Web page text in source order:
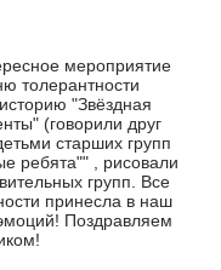
мероприятие
толерантности
"Звёздная
(говорили друг
старших групп
ребята"" , рисовали
групп. Все
принесла в наш
Поздравляем